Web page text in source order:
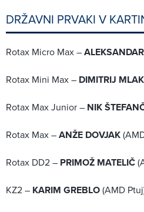
DRŽAVNI PRVAKI V
Rotax Micro Max –
Rotax Mini Max – DIMITRIJ
Rotax Max Junior – NIK
Rotax Max –ANŽE DOVJAK
Rotax DD2 – PRIMOŽ MATELIČ
KZ2 – KARIM GREBLO(AMD